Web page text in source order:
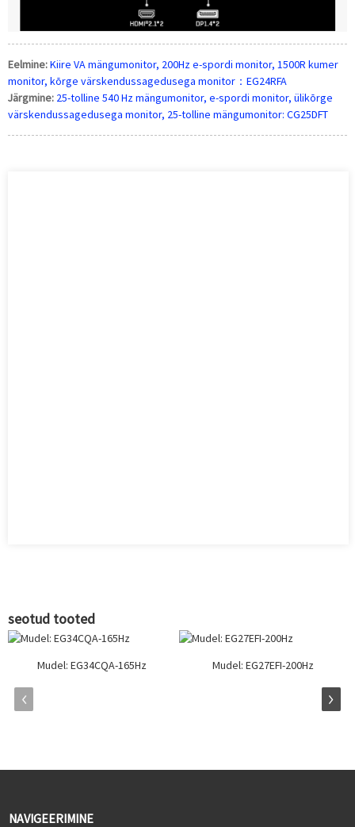
Eelmine:Kiire VA mängumonitor, 200Hz e-spordi monitor, 1500R kumer
monitor, kõrge värskendussagedusega monitor：EG24RFA
Järgmine: 25-tolline 540 Hz mängumonitor, e-spordi monitor, ülikõrge
värskendussagedusega monitor, 25-tolline mängumonitor: CG25DFT
seotud tooted
Mudel: EG34CQA-165Hz Mudel: EG27EFI-200Hz
NAVIGEERIMINE